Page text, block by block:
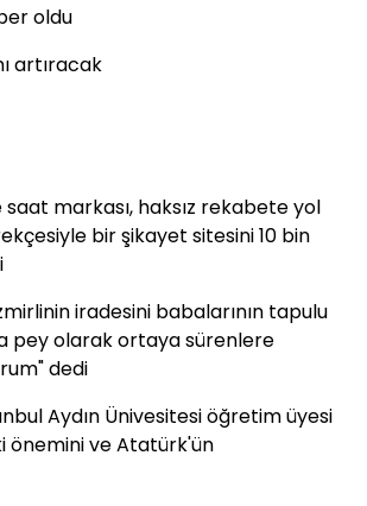
oldu
artıracak
markası, haksız rekabete yol
bir şikayet sitesini 10 bin
iradesini babalarının tapulu
pey olarak ortaya sürenlere
dedi
Aydın Ünivesitesi öğretim üyesi
önemini ve Atatürk'ün